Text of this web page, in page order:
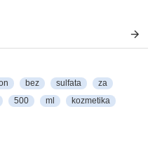
bez sulfata
za
500 ml kozmetika